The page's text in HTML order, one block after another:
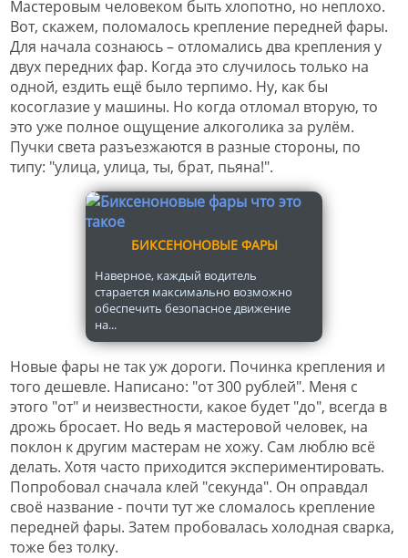
Мастеровым человеком быть хлопотно, но неплохо.
Вот, скажем, поломалось крепление передней фары.
Для начала сознаюсь – отломались два крепления у
двух передних фар. Когда это случилось только на
одной, ездить ещё было терпимо. Ну, как бы
косоглазие у машины. Но когда отломал вторую, то
это уже полное ощущение алкоголика за рулём.
Пучки света разъезжаются в разные стороны, по
типу: "улица, улица, ты, брат, пьяна!".
БИКСЕНОНОВЫЕ ФАРЫ
Наверное, каждый водитель
старается максимально возможно
обеспечить безопасное движение
на...
Новые фары не так уж дороги. Починка крепления и
того дешевле. Написано: "от 300 рублей". Меня с
этого "от" и неизвестности, какое будет "до", всегда в
дрожь бросает. Но ведь я мастеровой человек, на
поклон к другим мастерам не хожу. Сам люблю всё
делать. Хотя часто приходится экспериментировать.
Попробовал сначала клей "секунда". Он оправдал
своё название - почти тут же сломалось крепление
передней фары. Затем пробовалась холодная сварка,
тоже без толку.